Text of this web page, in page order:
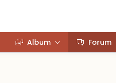
Album Forum